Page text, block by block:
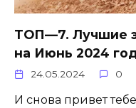
ТОП—7. Лучшие
на Июнь 2024
24.05.2024 0
И снова привет